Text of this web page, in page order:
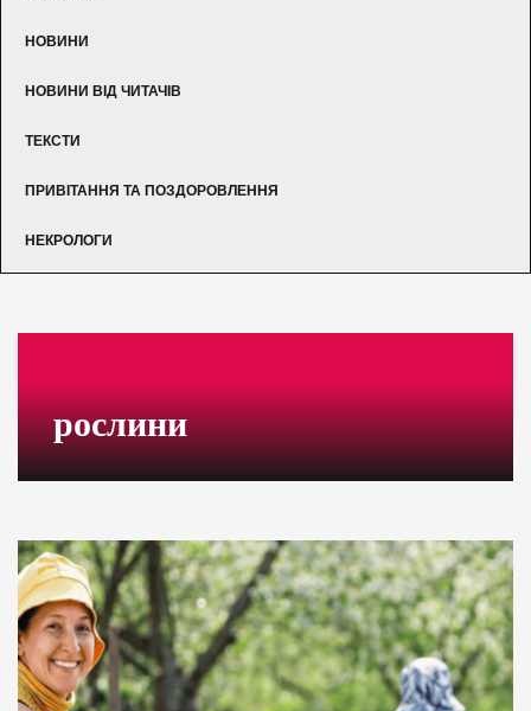
НОВИНИ
НОВИНИ ВІД ЧИТАЧІВ
ТЕКСТИ
ПРИВІТАННЯ ТА ПОЗДОРОВЛЕННЯ
НЕКРОЛОГИ
рослини